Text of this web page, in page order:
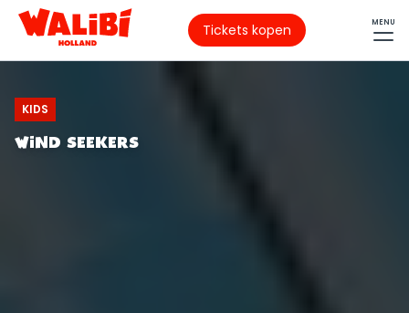
Tickets kopen MENU
KIDS
WIND SEEKERS